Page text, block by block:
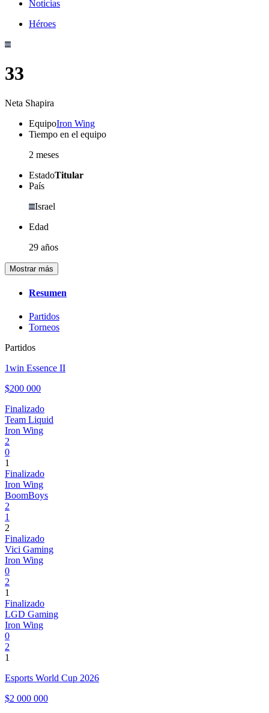
Noticias
Héroes
33
Neta Shapira
EquipoIron Wing
Tiempo en el equipo
2 meses
EstadoTitular
País
Israel
Edad
29 años
Mostrar más
Resumen
Partidos
Torneos
Partidos
1win Essence II
$200 000
Finalizado
Team Liquid
Iron Wing
2
0
1
Finalizado
Iron Wing
BoomBoys
2
1
2
Finalizado
Vici Gaming
Iron Wing
0
2
1
Finalizado
LGD Gaming
Iron Wing
0
2
1
Esports World Cup 2026
$2 000 000